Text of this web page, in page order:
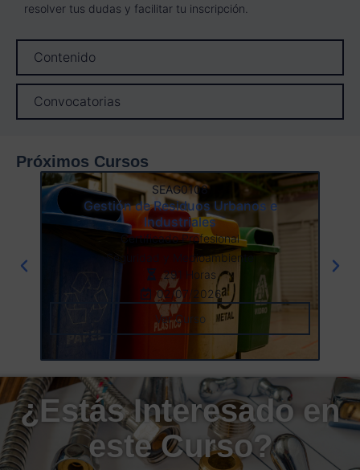
Contenido
Convocatorias
resolver tus dudas y facilitar tu inscripción.
Próximos Cursos
SEAG0108
Gestión de Residuos Urbanos e
Industriales
Certificado Profesional
Seguridad y Medioambiente
291 Horas
02/07/2026
Ver Curso
¿Estás Interesado en
este Curso?